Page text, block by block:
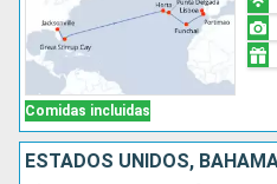
Comidas incluidas